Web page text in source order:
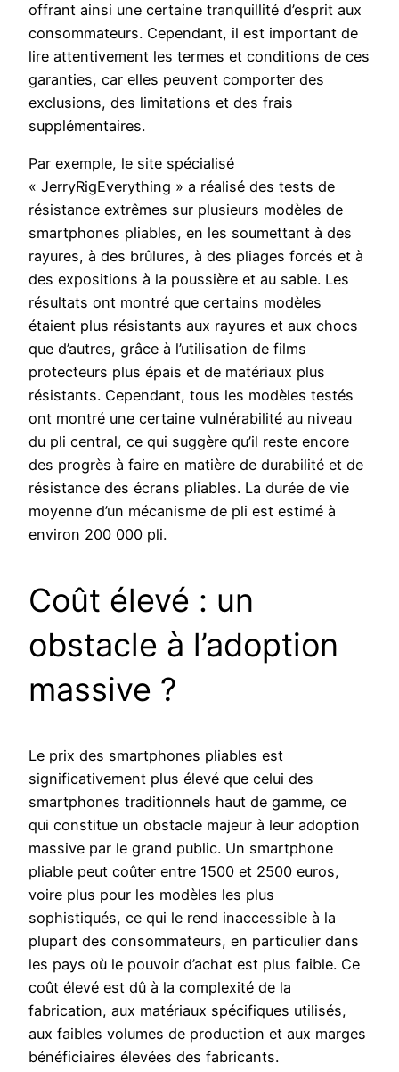
offrant ainsi une certaine tranquillité d’esprit aux
consommateurs. Cependant, il est important de
lire attentivement les termes et conditions de ces
garanties, car elles peuvent comporter des
exclusions, des limitations et des frais
supplémentaires.
Par exemple, le site spécialisé
« JerryRigEverything » a réalisé des tests de
résistance extrêmes sur plusieurs modèles de
smartphones pliables, en les soumettant à des
rayures, à des brûlures, à des pliages forcés et à
des expositions à la poussière et au sable. Les
résultats ont montré que certains modèles
étaient plus résistants aux rayures et aux chocs
que d’autres, grâce à l’utilisation de films
protecteurs plus épais et de matériaux plus
résistants. Cependant, tous les modèles testés
ont montré une certaine vulnérabilité au niveau
du pli central, ce qui suggère qu’il reste encore
des progrès à faire en matière de durabilité et de
résistance des écrans pliables. La durée de vie
moyenne d’un mécanisme de pli est estimé à
environ 200 000 pli.
Coût élevé : un
obstacle à l’adoption
massive ?
Le prix des smartphones pliables est
significativement plus élevé que celui des
smartphones traditionnels haut de gamme, ce
qui constitue un obstacle majeur à leur adoption
massive par le grand public. Un smartphone
pliable peut coûter entre 1500 et 2500 euros,
voire plus pour les modèles les plus
sophistiqués, ce qui le rend inaccessible à la
plupart des consommateurs, en particulier dans
les pays où le pouvoir d’achat est plus faible. Ce
coût élevé est dû à la complexité de la
fabrication, aux matériaux spécifiques utilisés,
aux faibles volumes de production et aux marges
bénéficiaires élevées des fabricants.